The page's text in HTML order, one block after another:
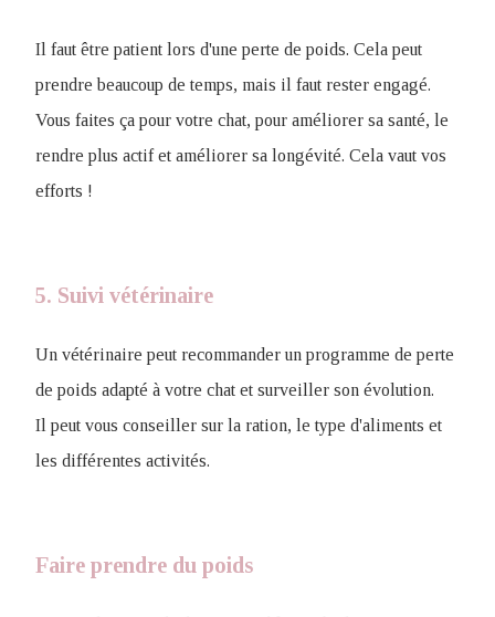
Il faut être patient lors d'une perte de poids. Cela peut
prendre beaucoup de temps, mais il faut rester engagé.
Vous faites ça pour votre chat, pour améliorer sa santé, le
rendre plus actif et améliorer sa longévité. Cela vaut vos
efforts !
5. Suivi vétérinaire
Un vétérinaire peut recommander un programme de perte
de poids adapté à votre chat et surveiller son évolution.
Il peut vous conseiller sur la ration, le type d'aliments et
les différentes activités.
Faire prendre du poids